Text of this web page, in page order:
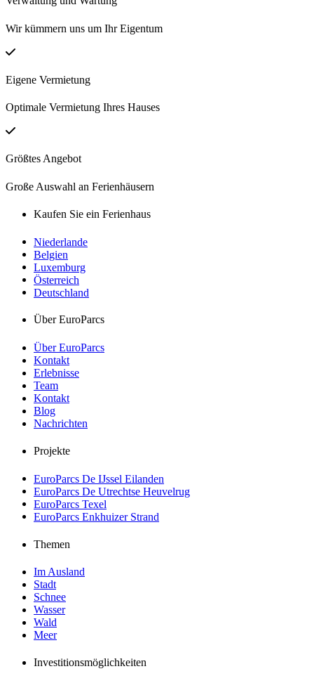
Wir kümmern uns um Ihr Eigentum
Eigene Vermietung
Optimale Vermietung Ihres Hauses
Größtes Angebot
Große Auswahl an Ferienhäusern
Kaufen Sie ein Ferienhaus
Niederlande
Belgien
Luxemburg
Österreich
Deutschland
Über EuroParcs
Über EuroParcs
Kontakt
Erlebnisse
Team
Kontakt
Blog
Nachrichten
Projekte
EuroParcs De IJssel Eilanden
EuroParcs De Utrechtse Heuvelrug
EuroParcs Texel
EuroParcs Enkhuizer Strand
Themen
Im Ausland
Stadt
Schnee
Wasser
Wald
Meer
Investitionsmöglichkeiten